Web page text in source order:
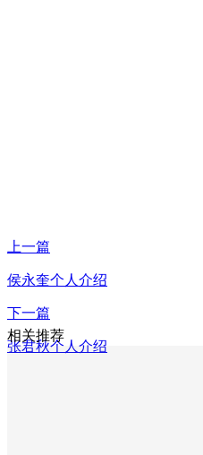
上一篇
侯永奎个人介绍
下一篇
张君秋个人介绍
相关推荐